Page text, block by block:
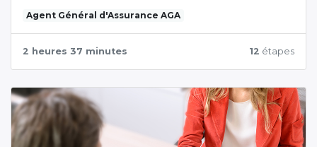
Agent Général d'Assurance AGA
2 heures 37 minutes 12 étapes